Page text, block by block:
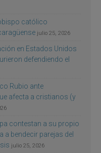
católico
julio 25, 2026
en Estados Unidos
defendiendo el
Rubio ante
afecta a cristianos (y
contestan a su propio
a bendecir parejas del
julio 25, 2026